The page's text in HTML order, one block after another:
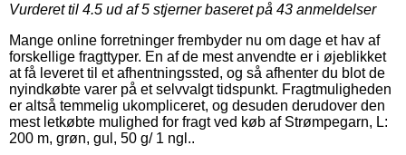
Vurderet til 4.5 ud af 5 stjerner baseret på 43 anmeldelser
Mange online forretninger frembyder nu om dage et hav af
forskellige fragttyper. En af de mest anvendte er i øjeblikket
at få leveret til et afhentningssted, og så afhenter du blot de
nyindkøbte varer på et selvvalgt tidspunkt. Fragtmuligheden
er altså temmelig ukompliceret, og desuden derudover den
mest letkøbte mulighed for fragt ved køb af Strømpegarn, L:
200 m, grøn, gul, 50 g/ 1 ngl..